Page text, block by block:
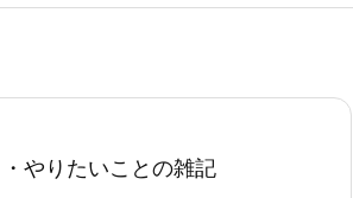
やりたいことの雑記